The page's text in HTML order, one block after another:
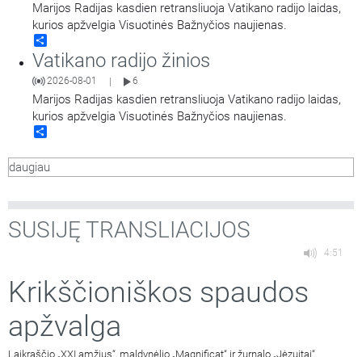
Marijos Radijas kasdien retransliuoja Vatikano radijo laidas,
kurios apžvelgia Visuotinės Bažnyčios naujienas.
Vatikano radijo žinios
2026-08-01 6
Marijos Radijas kasdien retransliuoja Vatikano radijo laidas,
kurios apžvelgia Visuotinės Bažnyčios naujienas.
daugiau
SUSIJĘ TRANSLIACIJOS
4:51
Krikščioniškos spaudos
apžvalga
Laikraščio „XXI amžius“, maldynėlio „Magnificat“ ir žurnalo „Jėzuitai“